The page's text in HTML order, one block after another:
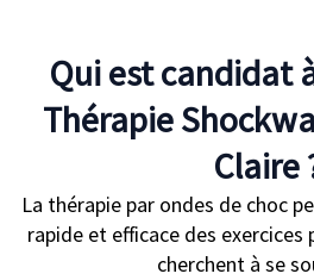
Qui est candidat
Thérapie
Claire
La thérapie par ondes de choc
rapide et efficace des exercices
cherchent à se